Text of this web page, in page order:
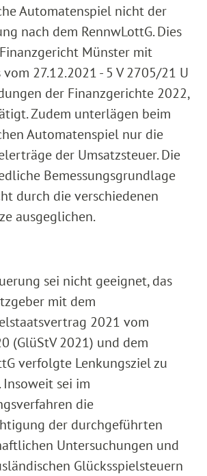
Automatenspiel nicht der
nach dem RennwLottG. Dies
Münster mit
vom 27.12.2021 - 5 V 2705/21 U
der Finanzgerichte 2022,
Zudem unterlägen beim
Automatenspiel nur die
der Umsatzsteuer. Die
Bemessungsgrundlage
durch die verschiedenen
ausgeglichen.
sei nicht geeignet, das
mit dem
2021 vom
(GlüStV 2021) und dem
verfolgte Lenkungsziel zu
Insoweit sei im
die
der durchgeführten
Untersuchungen und
Glücksspielsteuern